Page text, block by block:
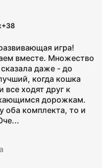
+38
игра!
вместе. Множество
даже - до
когда кошка
ходят друг к
дорожкам.
оба комплекта, то и